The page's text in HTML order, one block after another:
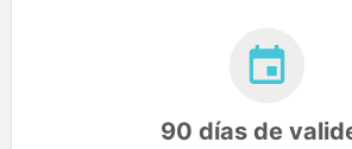
90 días de